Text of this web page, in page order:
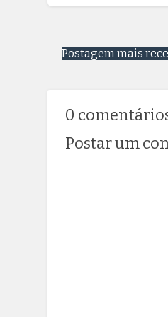
Postagem mais
0
Postar um